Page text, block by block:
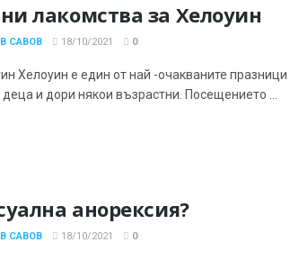
лакомства за Хелоуин
САВОВ 18/10/2021 0
Хелоуин е един от най -очакваните празници
и дори някои възрастни. Посещението ...
анорексия?
САВОВ 18/10/2021 0